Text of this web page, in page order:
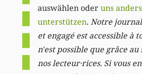
auswählen oderuns anders
unterstützen. Notre
et engagé est accessible à
n'est possible que grâce au
nos lecteur·rices. Si vous